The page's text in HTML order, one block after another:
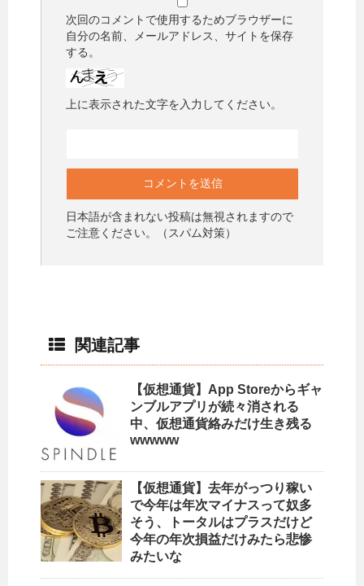
次回のコメントで使用するためブラウザーに
自分の名前、メールアドレス、サイトを保存
する。
上に表示された文字を入力してください。
日本語が含まれない投稿は無視されますので
ご注意ください。（スパム対策）
関連記事
【仮想通貨】App Storeからギャ
ンブルアプリが続々消される
中、仮想通貨絡みだけ生き残る
wwwww
【仮想通貨】去年がっつり稼い
で今年は年次マイナスって奴多
そう、トータルはプラスだけど
今年の年次損益だけみたら悲惨
みたいな